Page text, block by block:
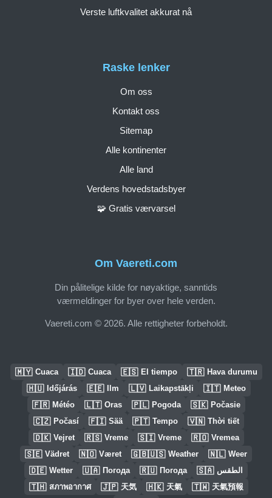
Om Vaereti.com
Din pålitelige kilde for nøyaktige, sanntids
værmeldinger for byer over hele verden.
Vaereti.com © 2026. Alle rettigheter forbeholdt.
Raske lenker
Om oss
Kontakt oss
Sitemap
Alle kontinenter
Alle land
Verdens hovedstadsbyer
🧩 Gratis værvarsel
Verste luftkvalitet akkurat nå
🇲🇾 Cuaca 🇮🇩 Cuaca 🇪🇸 El tiempo 🇹🇷 Hava durumu
🇭🇺 Időjárás 🇪🇪 Ilm 🇱🇻 Laikapstākļi 🇮🇹 Meteo
🇫🇷 Météo 🇱🇹 Oras 🇵🇱 Pogoda 🇸🇰 Počasie
🇨🇿 Počasí 🇫🇮 Sää 🇵🇹 Tempo 🇻🇳 Thời tiết
🇩🇰 Vejret 🇷🇸 Vreme 🇸🇮 Vreme 🇷🇴 Vremea
🇸🇪 Vädret 🇳🇴 Været 🇬🇧🇺🇸 Weather 🇳🇱 Weer
🇩🇪 Wetter 🇺🇦 Погода 🇷🇺 Погода 🇸🇦 الطقس
🇹🇭 สภาพอากาศ 🇯🇵 天気 🇭🇰 天氣 🇹🇼 天氣預報